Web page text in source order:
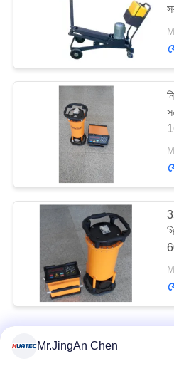
আমাদের সাথে
Mr.JingAn Chen